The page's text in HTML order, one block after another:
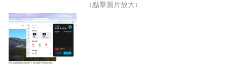
↓點擊圖片放大↓